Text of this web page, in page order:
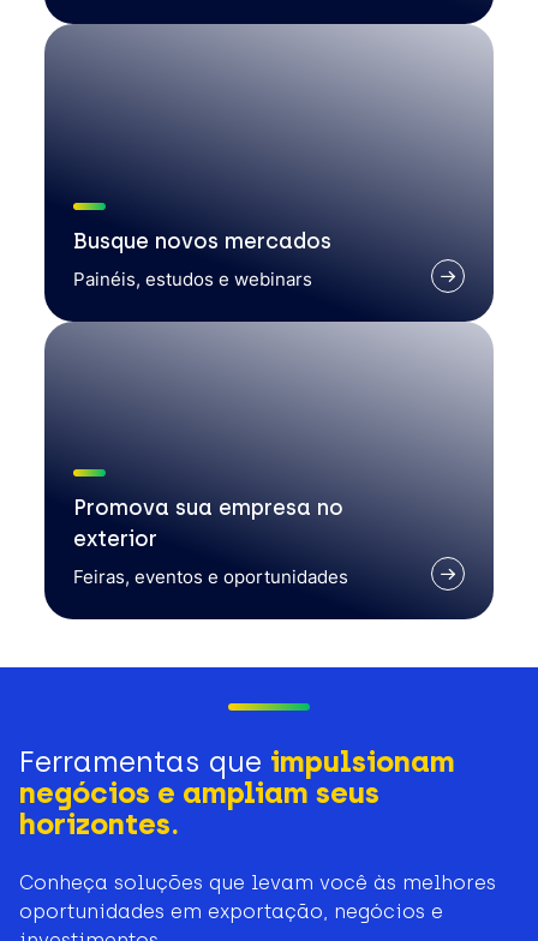
Busque novos mercados
Painéis, estudos e webinars
Promova sua empresa no
exterior
Feiras, eventos e oportunidades
Ferramentas que impulsionam
negócios e ampliam seus
horizontes.
Conheça soluções que levam você às melhores
oportunidades em exportação, negócios e